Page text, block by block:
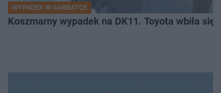
WYPADEK W GARBATCE
Koszmarny wypadek na DK11. Toyota wbiła się